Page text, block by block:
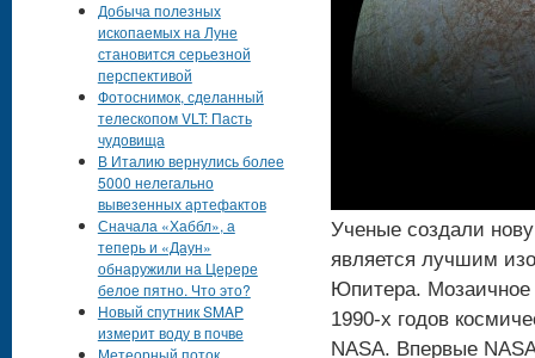
Ученые создали
является лучшим
Юпитера. Мозаичное
1990-х годов
NASA. Впервые
Добыча полезных
ископаемых на Луне
становится серьезной
перспективой
Фотоснимок, сделанный
телескопом VLT: Пасть
чудовища
В Италию вернулись более
5000 нелегально
вывезенных артефактов
Сначала «Хаббл», а
теперь и «Даун»
обнаружили на Церере
белое пятно. Что это?
Новый спутник SMAP
измерит воду в почве